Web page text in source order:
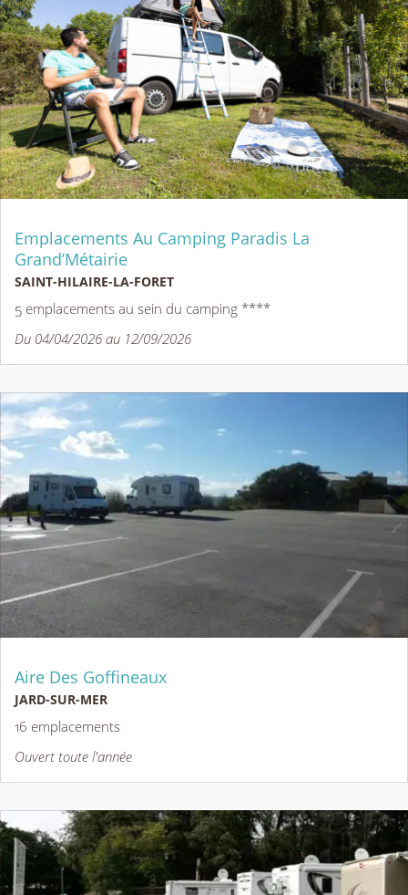
Emplacements Au Camping Paradis La
Grand’Métairie
SAINT-HILAIRE-LA-FORET
5 emplacements au sein du camping ****
Du 04/04/2026 au 12/09/2026
Aire Des Goffineaux
JARD-SUR-MER
16 emplacements
Ouvert toute l'année